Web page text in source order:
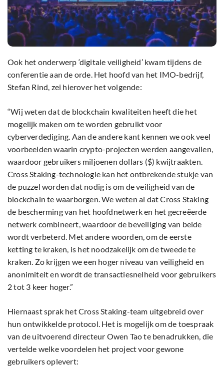
Ook het onderwerp ‘digitale veiligheid’ kwam tijdens de
conferentie aan de orde. Het hoofd van het IMO-bedrijf,
Stefan Rind, zei hierover het volgende:
“Wij weten dat de blockchain kwaliteiten heeft die het
mogelijk maken om te worden gebruikt voor
cyberverdediging. Aan de andere kant kennen we ook veel
voorbeelden waarin crypto-projecten werden aangevallen,
waardoor gebruikers miljoenen dollars ($) kwijtraakten.
Cross Staking-technologie kan het ontbrekende stukje van
de puzzel worden dat nodig is om de veiligheid van de
blockchain te waarborgen. We weten al dat Cross Staking
de bescherming van het hoofdnetwerk en het gecreëerde
netwerk combineert, waardoor de beveiliging van beide
wordt verbeterd. Met andere woorden, om de eerste
ketting te kraken, is het noodzakelijk om de tweede te
kraken. Zo krijgen we een hoger niveau van veiligheid en
anonimiteit en wordt de transactiesnelheid voor gebruikers
2 tot 3 keer hoger.”
Hiernaast sprak het Cross Staking-team uitgebreid over
hun ontwikkelde protocol. Het is mogelijk om de toespraak
van de uitvoerend directeur Owen Tao te benadrukken, die
vertelde welke voordelen het project voor gewone
gebruikers oplevert: